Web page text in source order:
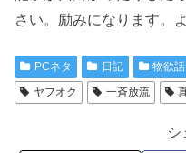
さい。励みになります。
PCネタ 日記 物欲話
ヤフオク
一斉放流
シ